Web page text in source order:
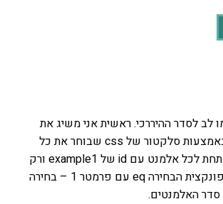
לב לסדר ההיררכי. ראשית אני משיג את
רשימת האלמנטים באמצעות סלקטור של css שבוחר את כל
הפריטים ברשימה מתחת לכל אלמנט עם id של example1 ורק
אחרי כן מפעיל את פונקצית הבחירה eq עם פרמטר 1 – בחירה
האלמנטים.